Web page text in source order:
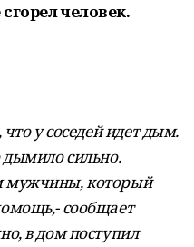
человек.
у соседей идет дым.
сильно.
мужчины, который
сообщает
в дом поступил